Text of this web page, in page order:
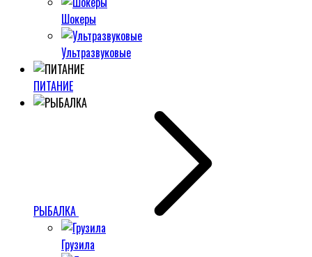
Шокеры
Ультразвуковые
ПИТАНИЕ
РЫБАЛКА
Грузила